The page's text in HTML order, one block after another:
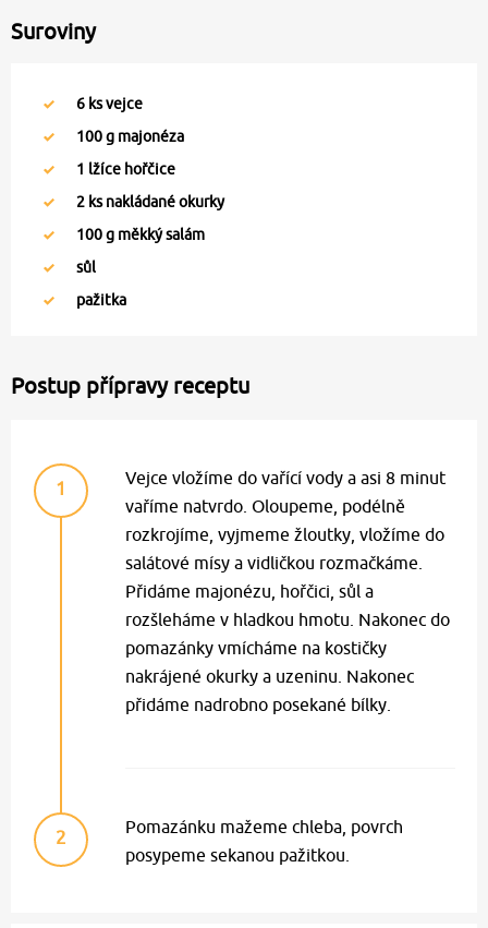
Suroviny
6 ks vejce
100g majonéza
1 lžíce hořčice
2 ks nakládané okurky
100g měkký salám
sůl
pažitka
Postup přípravy receptu
1
Vejce vložíme do vařící vody a asi 8 minut
vaříme natvrdo. Oloupeme, podélně
rozkrojíme, vyjmeme žloutky, vložíme do
salátové mísy a vidličkou rozmačkáme.
Přidáme majonézu, hořčici, sůl a
rozšleháme v hladkou hmotu. Nakonec do
pomazánky vmícháme na kostičky
nakrájené okurky a uzeninu. Nakonec
přidáme nadrobno posekané bílky.
2
Pomazánku mažeme chleba, povrch
posypeme sekanou pažitkou.